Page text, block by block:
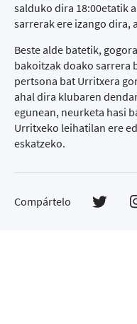
salduko dira 18:00etatik
sarrerak ere izango dira,
Beste alde batetik,
bakoitzak doako sarrera
pertsona bat Urritxera
ahal dira klubaren
egunean, neurketa hasi
Urritxeko leihatilan ere
eskatzeko.
Compártelo